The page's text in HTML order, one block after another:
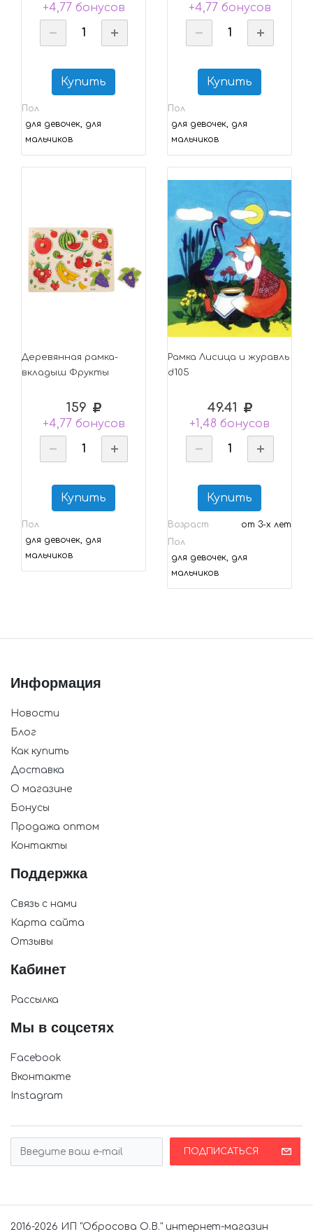
+4,77 бонусов
Купить
Пол
для девочек, для
мальчиков
+4,77 бонусов
Купить
Пол
для девочек, для
мальчиков
Деревянная рамка-
вкладыш Фрукты
159
+4,77 бонусов
Купить
Пол
для девочек, для
мальчиков
Рамка Лисица и журавль
d105
49.41
+1,48 бонусов
Купить
Возраст
от 3-х лет
Пол
для девочек, для
мальчиков
Информация
Новости
Блог
Как купить
Доставка
О магазине
Бонусы
Продажа оптом
Контакты
Поддержка
Связь с нами
Карта сайта
Отзывы
Кабинет
Рассылка
Мы в соцсетях
Facebook
Вконтакте
Instagram
ПОДПИСАТЬСЯ
2016-2026 ИП "Обросова О.В." интернет-магазин